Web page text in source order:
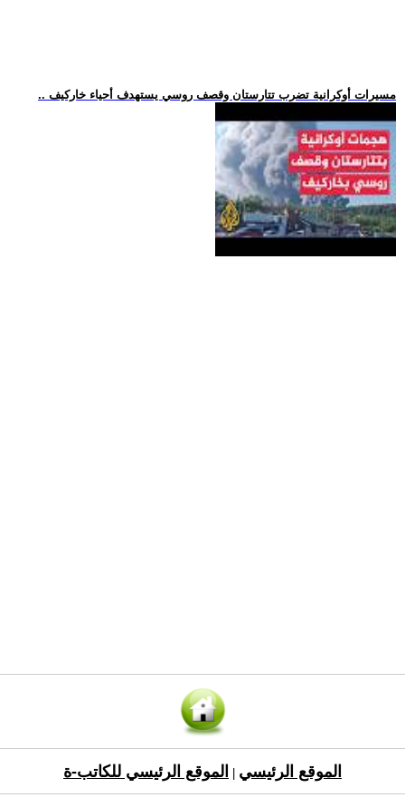
.. مسيرات أوكرانية تضرب تتارستان وقصف روسي يستهدف أحياء خاركيف
الموقع الرئيسي الموقع الرئيسي للكاتب-ة